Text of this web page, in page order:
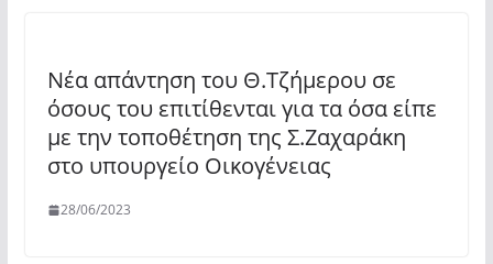
Νέα απάντηση του Θ.Τζήμερου σε
όσους του επιτίθενται για τα όσα είπε
με την τοποθέτηση της Σ.Ζαχαράκη
στο υπουργείο Οικογένειας
28/06/2023